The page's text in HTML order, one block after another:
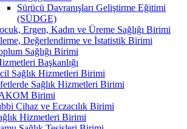
Sürücü Davranışları Geliştirme Eğitimi
(SÜDGE)
Ergen, Kadın ve Üreme Sağlığı Birimi
Değerlendirme ve İstatistik Birimi
Sağlığı Birimi
Başkanlığı
Sağlık Hizmetleri Birimi
Sağlık Hizmetleri Birimi
Birimi
Cihaz ve Eczacılık Birimi
Hizmetleri Birimi